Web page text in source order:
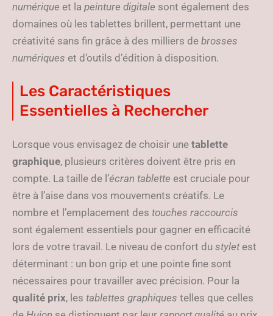
numérique et la peinture digitale sont également des
domaines où les tablettes brillent, permettant une
créativité sans fin grâce à des milliers de brosses
numériques et d’outils d’édition à disposition.
Les Caractéristiques
Essentielles à Rechercher
Lorsque vous envisagez de choisir une tablette
graphique, plusieurs critères doivent être pris en
compte. La taille de l’écran tablette est cruciale pour
être à l’aise dans vos mouvements créatifs. Le
nombre et l’emplacement des touches raccourcis
sont également essentiels pour gagner en efficacité
lors de votre travail. Le niveau de confort du styletest
déterminant : un bon grip et une pointe fine sont
nécessaires pour travailler avec précision. Pour la
qualité prix, les tablettes graphiques telles que celles